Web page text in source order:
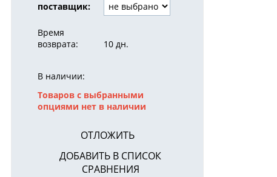
поставщик:
Время
возврата:
10 дн.
В наличии:
Товаров с выбранными
опциями нет в наличии
ОТЛОЖИТЬ
ДОБАВИТЬ В СПИСОК
СРАВНЕНИЯ